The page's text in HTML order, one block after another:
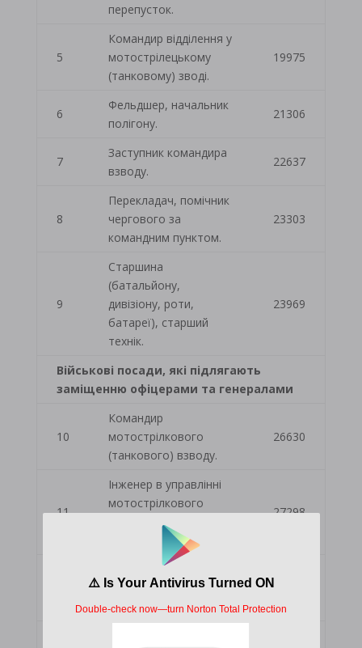
перепусток.
5
Командир відділення у
мотострілецькому
(танковому) зводі.
19975
6
Фельдшер, начальник
полігону.
21306
7
Заступник командира
взводу.
22637
8
Перекладач, помічник
чергового за
командним пунктом.
23303
9
Старшина
(батальйону,
дивізіону, роти,
батареї), старший
технік.
23969
Військові посади, які підлягають
заміщенню офіцерами та генералами
10
Командир
мотострілкового
(танкового) взводу.
26630
11
Інженер в управлінні
мотострілкового
батальйону.
27298
Заступник командира
мотострілецької
(танкової) роти.
27964